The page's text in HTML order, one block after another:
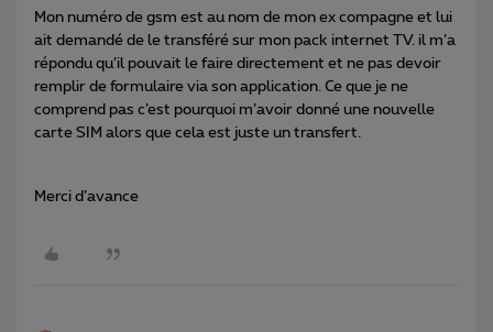
Mon numéro de gsm est au nom de mon ex compagne et lui
ait demandé de le transféré sur mon pack internet TV. il m’a
répondu qu’il pouvait le faire directement et ne pas devoir
remplir de formulaire via son application. Ce que je ne
comprend pas c’est pourquoi m’avoir donné une nouvelle
carte SIM alors que cela est juste un transfert.
Merci d’avance